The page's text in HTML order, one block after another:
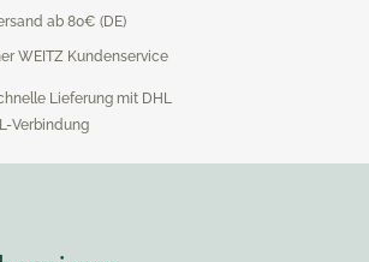
ab 80€ (DE)
WEITZ Kundenservice
Lieferung mit DHL
Verbindung